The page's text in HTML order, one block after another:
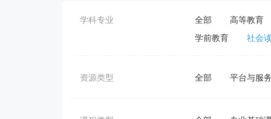
学科专业 全部 高等教育
学前教育
社会
资源类型 全部 平台与服务